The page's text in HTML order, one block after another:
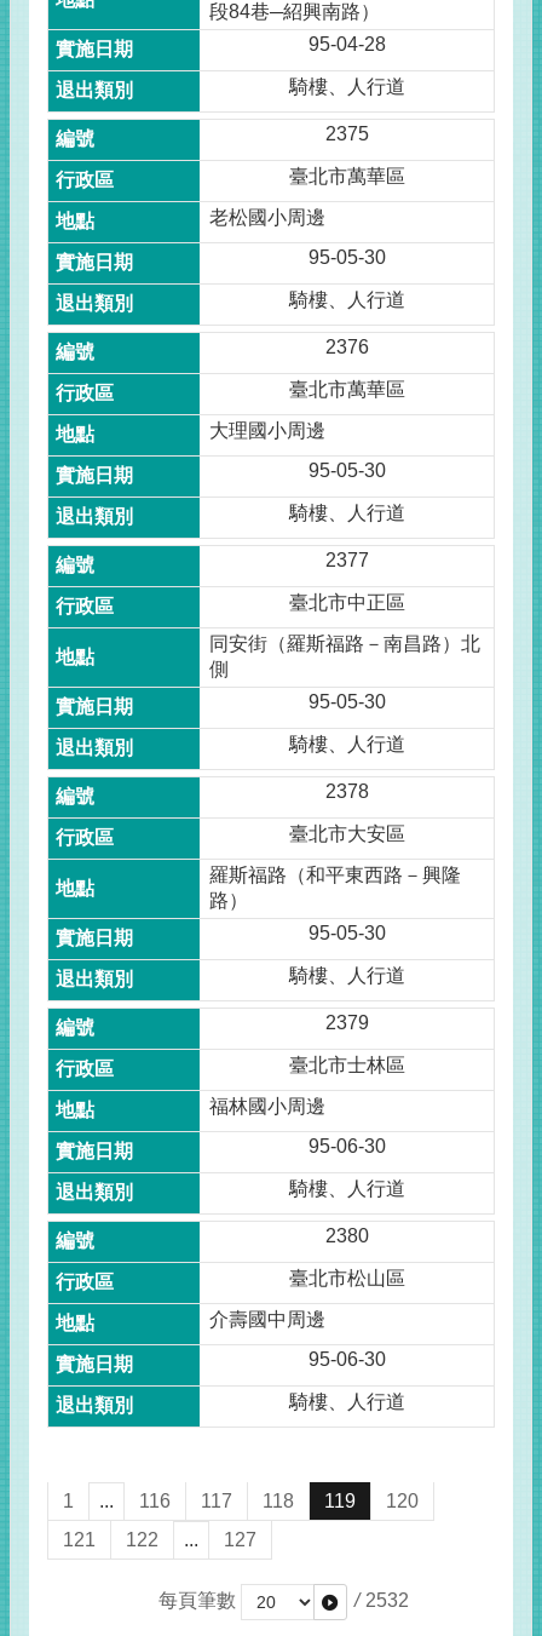
段84巷─紹興南路）
95-04-28
騎樓、人行道
2375
臺北市萬華區
老松國小周邊
95-05-30
騎樓、人行道
2376
臺北市萬華區
大理國小周邊
95-05-30
騎樓、人行道
2377
臺北市中正區
同安街（羅斯福路－南昌路）北
側
95-05-30
騎樓、人行道
2378
臺北市大安區
羅斯福路（和平東西路－興隆
路）
95-05-30
騎樓、人行道
2379
臺北市士林區
福林國小周邊
95-06-30
騎樓、人行道
2380
臺北市松山區
介壽國中周邊
95-06-30
騎樓、人行道
1 ... 116 117 118 119
120
121
122 ... 127
每頁筆數 / 2532